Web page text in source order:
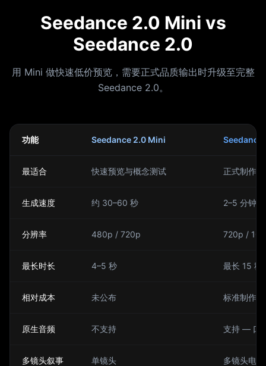
Seedance 2.0 Mini vs
Seedance 2.0
用 Mini 做快速低价预览，需要正式品质输出时升级至完整
Seedance 2.0。
功能 Seedance 2.0 Mini Seedance
最适合 快速预览与概念测试 正式制作
生成速度 约 30–60 秒 2–5 分钟
分辨率 480p / 720p 720p /
最长时长 4–5 秒 最长 15 秒
相对成本 未公布 标准制作
原生音频 不支持 支持 — 口
多镜头叙事 单镜头 多镜头电